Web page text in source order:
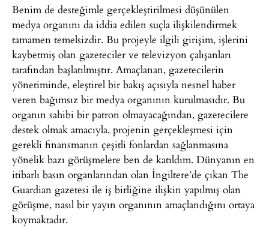
Benim de desteğimle gerçekleştirilmesi düşünülen
medya organını da iddia edilen suçla ilişkilendirmek
tamamen temelsizdir. Bu projeyle ilgili girişim, işlerini
kaybetmiş olan gazeteciler ve televizyon çalışanları
tarafından başlatılmıştır. Amaçlanan, gazetecilerin
yönetiminde, eleştirel bir bakış açısıyla nesnel haber
veren bağımsız bir medya organının kurulmasıdır. Bu
organın sahibi bir patron olmayacağından, gazetecilere
destek olmak amacıyla, projenin gerçekleşmesi için
gerekli finansmanın çeşitli fonlardan sağlanmasına
yönelik bazı görüşmelere ben de katıldım. Dünyanın en
itibarlı basın organlarından olan İngiltere’de çıkan The
Guardian gazetesi ile iş birliğine ilişkin yapılmış olan
görüşme, nasıl bir yayın organının amaçlandığını ortaya
koymaktadır.